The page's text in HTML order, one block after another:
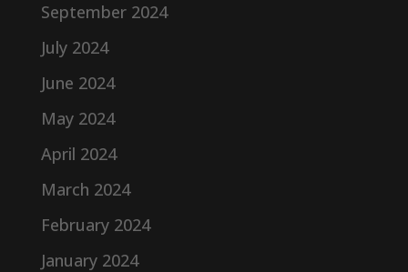
September 2024
July 2024
June 2024
May 2024
April 2024
March 2024
February 2024
January 2024